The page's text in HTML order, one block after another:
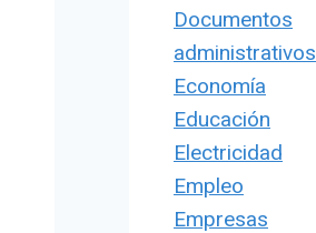
Documentos
administrativos
Economía
Educación
Electricidad
Empleo
Empresas